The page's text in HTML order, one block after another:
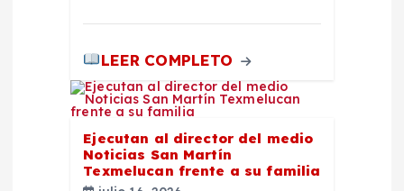
LEER COMPLETO
Ejecutan al director del medio
Noticias San Martín
Texmelucan frente a su familia